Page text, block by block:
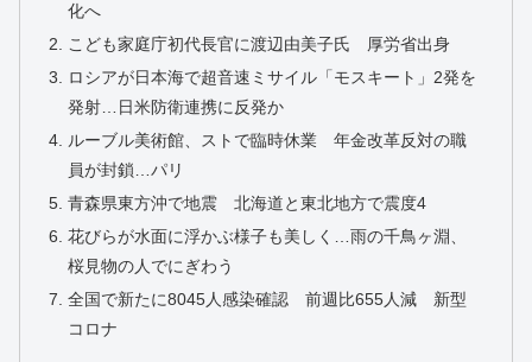
化へ
こども家庭庁初代長官に渡辺由美子氏 厚労省出身
ロシアが日本海で超音速ミサイル「モスキート」2発を
発射…日米防衛連携に反発か
ルーブル美術館、ストで臨時休業 年金改革反対の職
員が封鎖…パリ
青森県東方沖で地震 北海道と東北地方で震度4
花びらが水面に浮かぶ様子も美しく…雨の千鳥ヶ淵、
桜見物の人でにぎわう
全国で新たに8045人感染確認 前週比655人減 新型
コロナ